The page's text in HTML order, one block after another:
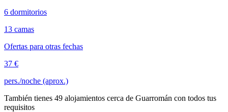
6 dormitorios
13 camas
Ofertas para otras fechas
37 €
pers./noche (aprox.)
También tienes 49 alojamientos cerca de Guarromán con todos tus
requisitos